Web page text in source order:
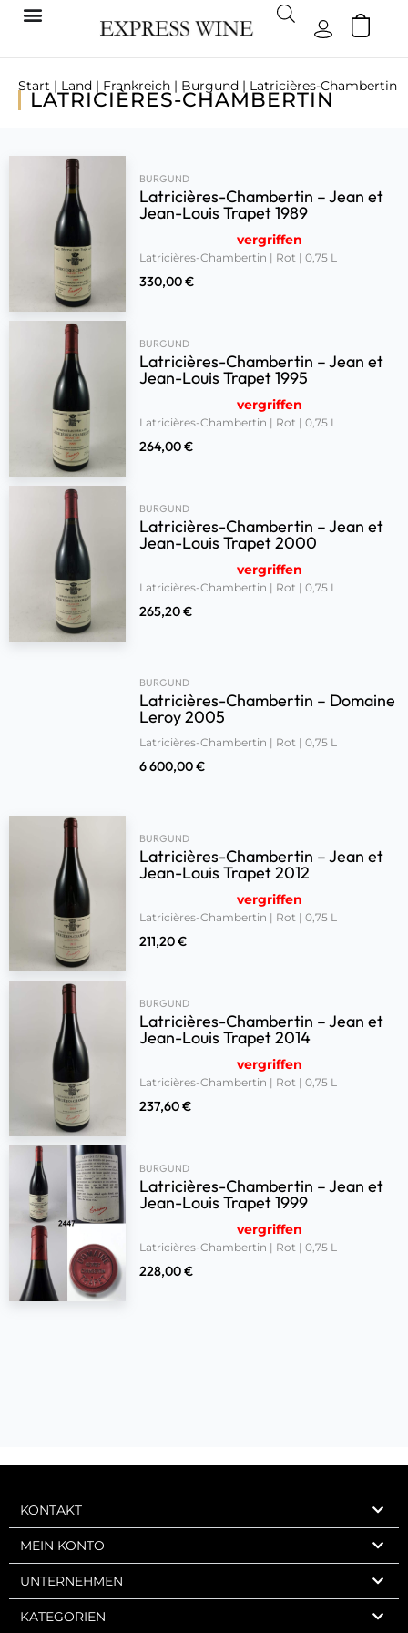
Start | Land | Frankreich | Burgund | Latricières-Chambertin
LATRICIÈRES-CHAMBERTIN
BURGUND
Latricières-Chambertin – Jean et
Jean-Louis Trapet 1989
vergriffen
Latricières-Chambertin | Rot | 0,75 L
330,00€
BURGUND
Latricières-Chambertin – Jean et
Jean-Louis Trapet 1995
vergriffen
Latricières-Chambertin | Rot | 0,75 L
264,00€
BURGUND
Latricières-Chambertin – Jean et
Jean-Louis Trapet 2000
vergriffen
Latricières-Chambertin | Rot | 0,75 L
265,20€
BURGUND
Latricières-Chambertin – Domaine
Leroy 2005
Latricières-Chambertin | Rot | 0,75 L
6 600,00€
BURGUND
Latricières-Chambertin – Jean et
Jean-Louis Trapet 2012
vergriffen
Latricières-Chambertin | Rot | 0,75 L
211,20€
BURGUND
Latricières-Chambertin – Jean et
Jean-Louis Trapet 2014
vergriffen
Latricières-Chambertin | Rot | 0,75 L
237,60€
BURGUND
Latricières-Chambertin – Jean et
Jean-Louis Trapet 1999
vergriffen
Latricières-Chambertin | Rot | 0,75 L
228,00€
KONTAKT
MEIN KONTO
UNTERNEHMEN
KATEGORIEN